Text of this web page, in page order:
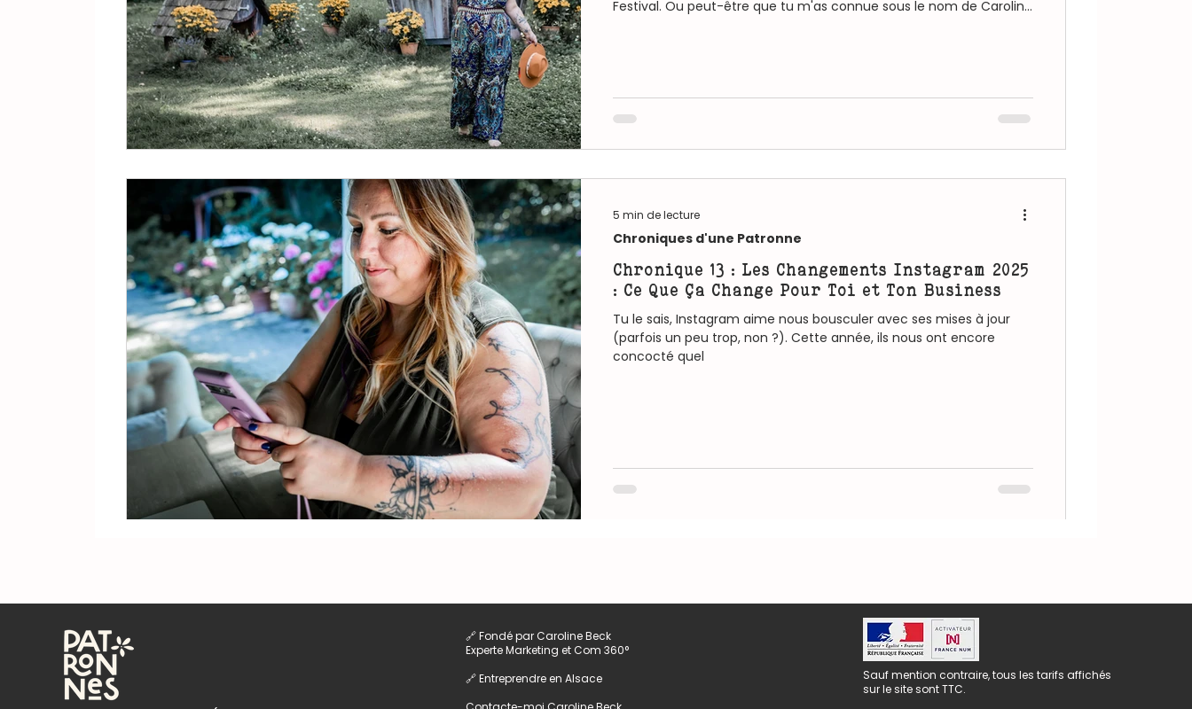
Festival. Ou peut-être que tu m'as connue sous le nom de Caroline
apparente é
Chronique 13 : Les Changements Instagram 2025
: Ce Que Ça Change Pour Toi et Ton Business
Tu le sais, Instagram aime nous bousculer avec ses mises à jour
(parfois un peu trop, non ?). Cette année, ils nous ont encore
concocté quel
Chroniques d'une Patronne
5 min de lecture
🔗 Fondé par Caroline Beck
Experte Marketing et Com 360°
🔗 Entreprendre en Alsace
Sauf mention contraire, tous les tarifs affichés
sur le site sont TTC.